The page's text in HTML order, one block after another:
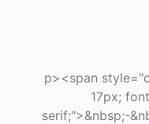
<p><span
17px;
serif;">&nbsp;-